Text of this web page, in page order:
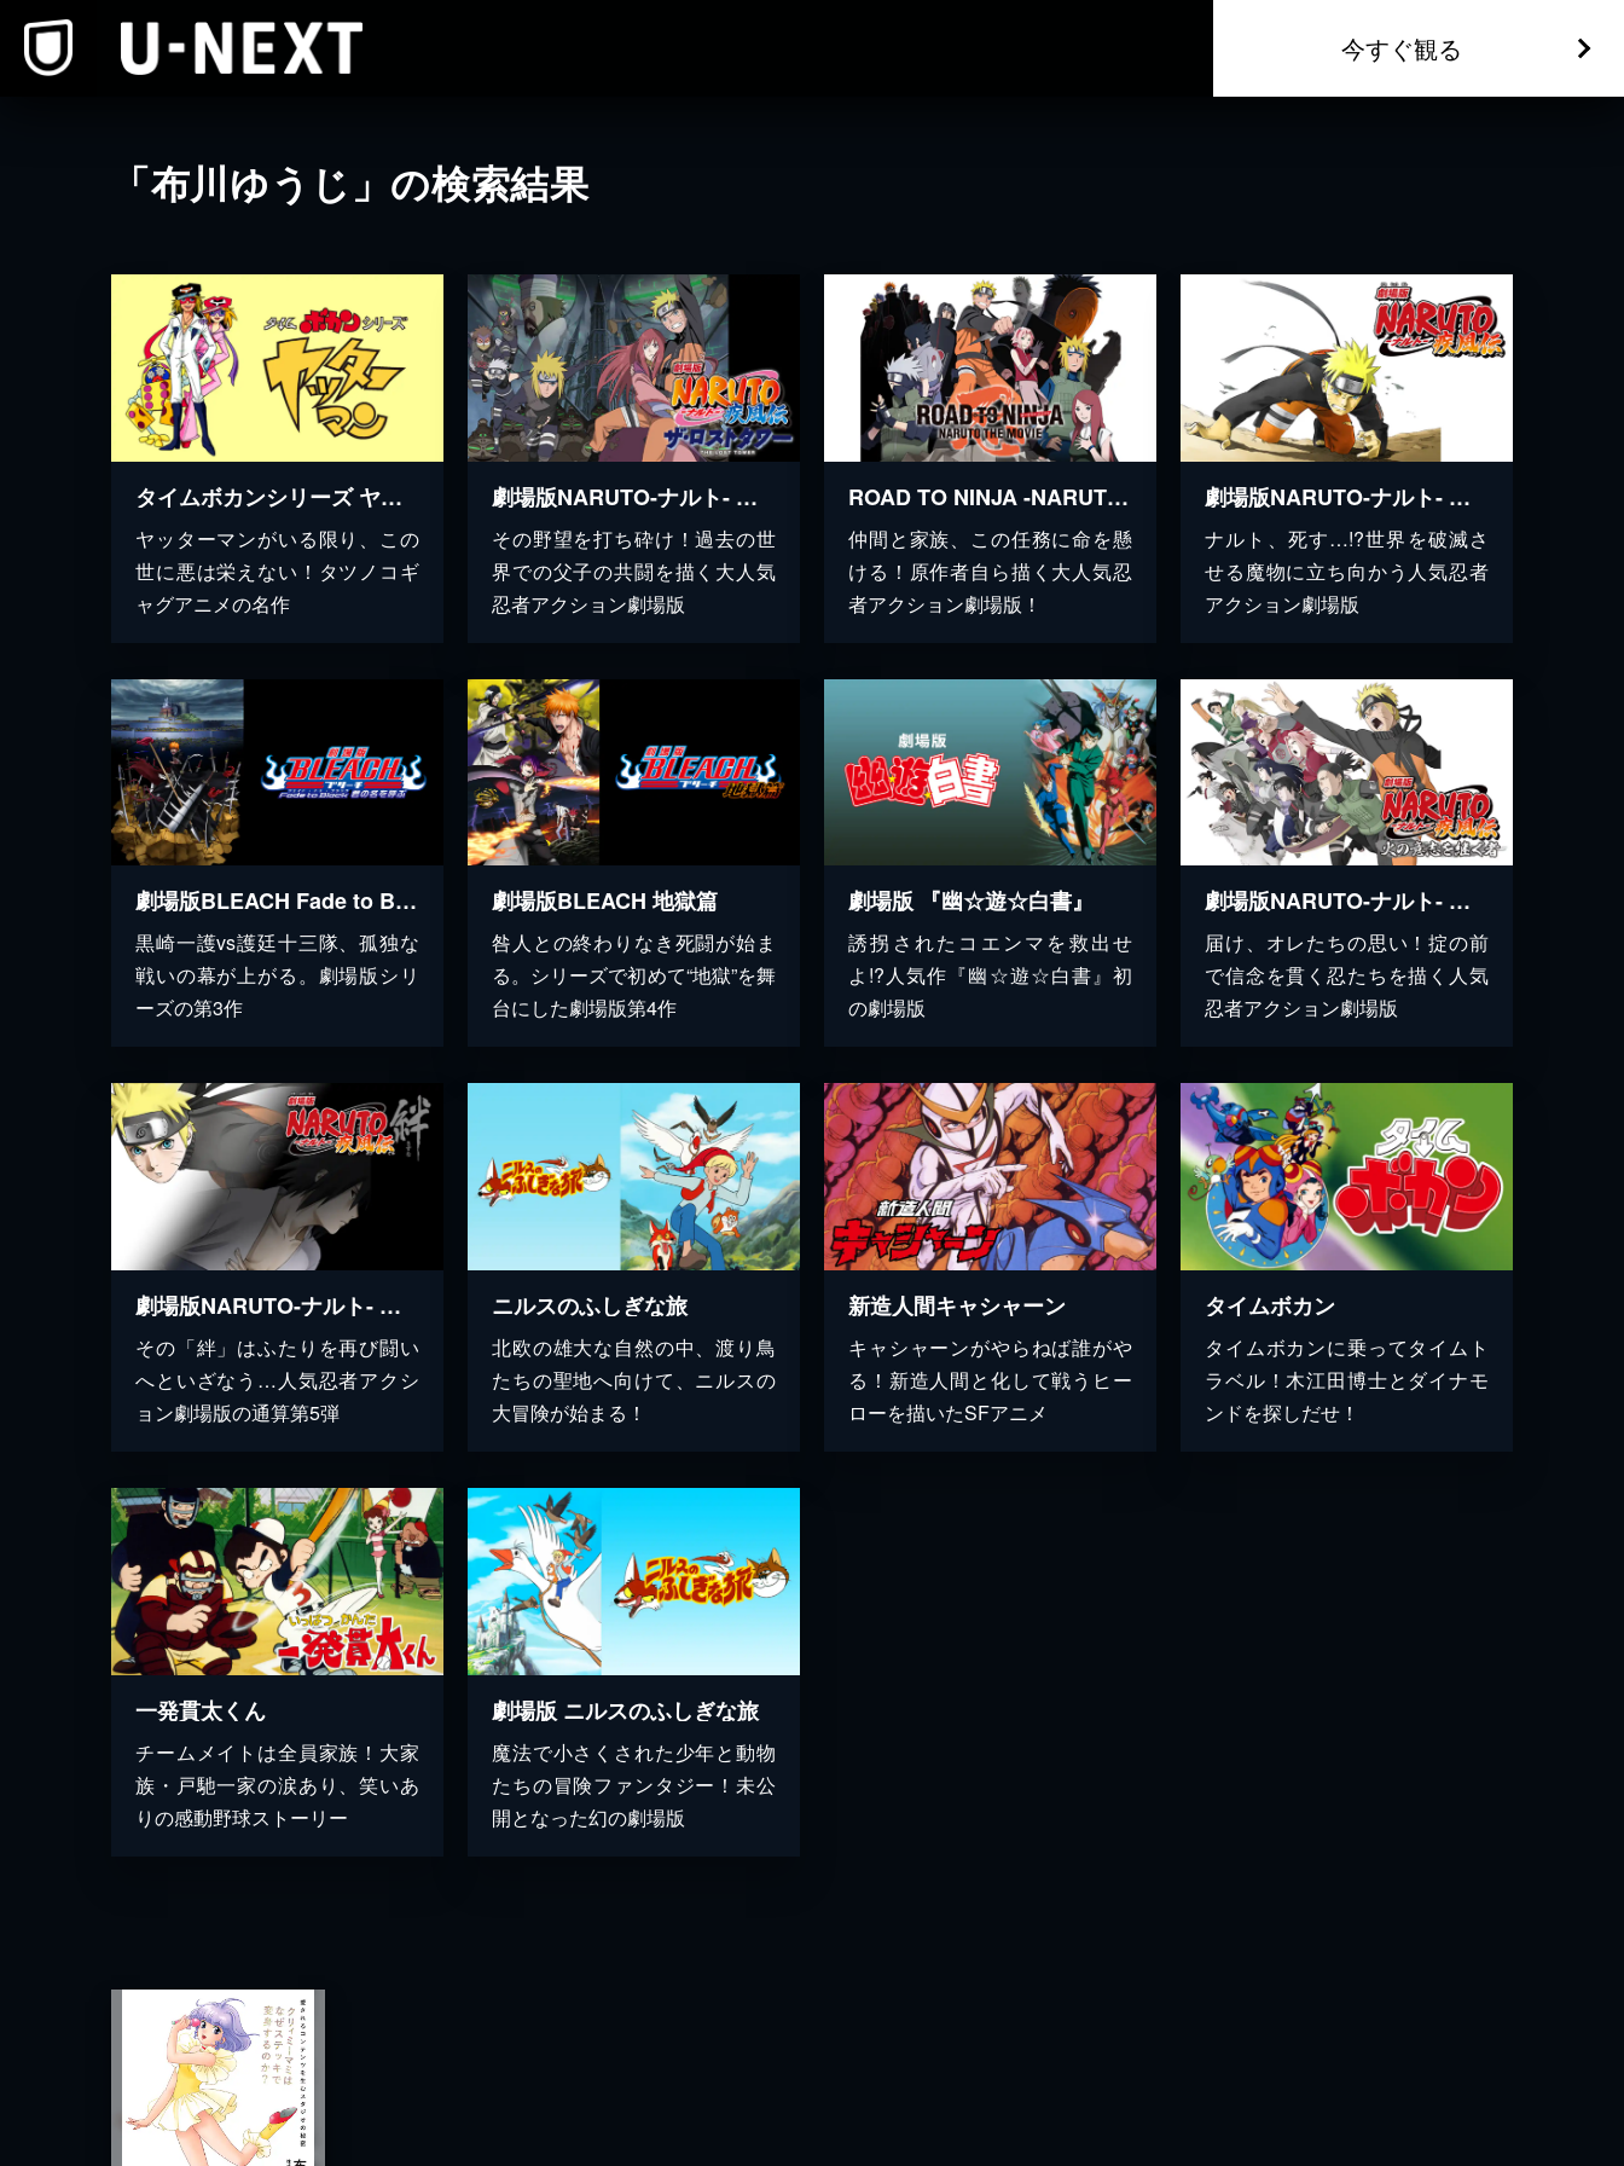
今すぐ観る
「布川ゆうじ」の検索結果
タイムボカンシリーズ ヤッターマン
ヤッターマンがいる限り、この
世に悪は栄えない！タツノコギ
ャグアニメの名作
劇場版NARUTO-ナルト- 疾風伝 ザ・ロストタワー/ 劇場版NARUTO-ナルト- そよ風伝 ナルトと魔神と3つのお願いだってばよ！！
その野望を打ち砕け！過去の世
界での父子の共闘を描く大人気
忍者アクション劇場版
ROAD TO NINJA -NARUTO THE MOVIE-
仲間と家族、この任務に命を懸
ける！原作者自ら描く大人気忍
者アクション劇場版！
劇場版NARUTO-ナルト- 疾風伝
ナルト、死す…!?世界を破滅さ
せる魔物に立ち向かう人気忍者
アクション劇場版
劇場版BLEACH Fade to Black 君の名を呼ぶ
黒崎一護vs護廷十三隊、孤独な
戦いの幕が上がる。劇場版シリ
ーズの第3作
劇場版BLEACH 地獄篇
咎人との終わりなき死闘が始ま
る。シリーズで初めて“地獄”を舞
台にした劇場版第4作
劇場版 『幽☆遊☆白書』
誘拐されたコエンマを救出せ
よ!?人気作『幽☆遊☆白書』初
の劇場版
劇場版NARUTO-ナルト- 疾風伝 火の意志を継ぐ者
届け、オレたちの思い！掟の前
で信念を貫く忍たちを描く人気
忍者アクション劇場版
劇場版NARUTO-ナルト- 疾風伝 絆
その「絆」はふたりを再び闘い
へといざなう…人気忍者アクシ
ョン劇場版の通算第5弾
ニルスのふしぎな旅
北欧の雄大な自然の中、渡り鳥
たちの聖地へ向けて、ニルスの
大冒険が始まる！
新造人間キャシャーン
キャシャーンがやらねば誰がや
る！新造人間と化して戦うヒー
ローを描いたSFアニメ
タイムボカン
タイムボカンに乗ってタイムト
ラベル！木江田博士とダイナモ
ンドを探しだせ！
一発貫太くん
チームメイトは全員家族！大家
族・戸馳一家の涙あり、笑いあ
りの感動野球ストーリー
劇場版 ニルスのふしぎな旅
魔法で小さくされた少年と動物
たちの冒険ファンタジー！未公
開となった幻の劇場版